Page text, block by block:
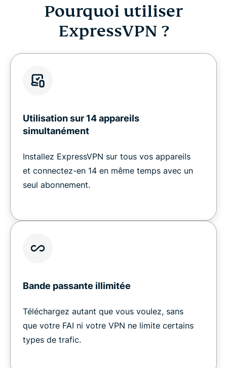
Pourquoi utiliser
ExpressVPN ?
Utilisation sur 14 appareils
simultanément
Installez ExpressVPN sur tous vos appareils
et connectez-en 14 en même temps avec un
seul abonnement.
Bande passante illimitée
Téléchargez autant que vous voulez, sans
que votre FAI ni votre VPN ne limite certains
types de trafic.